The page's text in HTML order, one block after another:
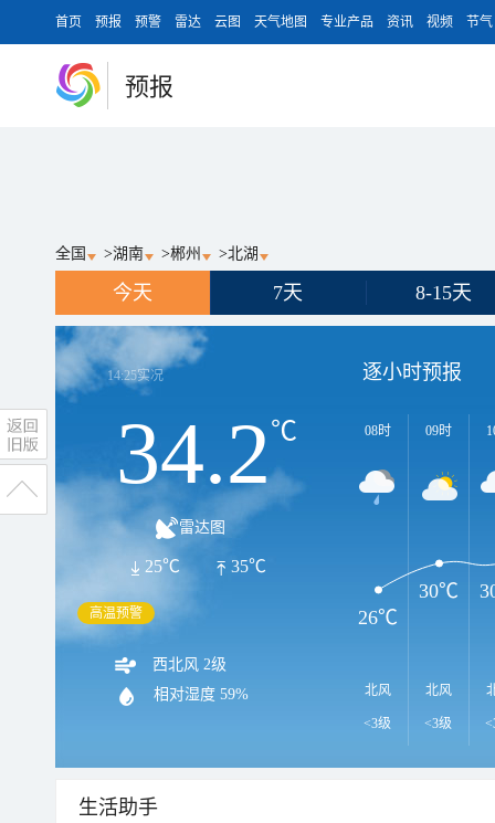
首页 预报 预警 雷达 云图 天气地图 专业产品 资讯 视频 节气
预报
全国 >湖南 >郴州 >北湖
今天 7天 8-15天
14:25实况
34.2℃
雷达图
35℃
25℃
高温预警
西北风 2级
相对湿度 59%
逐小时预报
08时
北风
<3级
09时
北风
<3级
26℃
30℃
生活助手